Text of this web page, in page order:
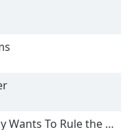
To Rule the World